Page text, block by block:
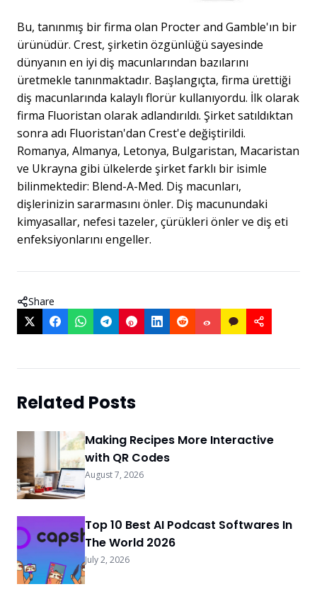
Bu, tanınmış bir firma olan Procter and Gamble'ın bir
ürünüdür. Crest, şirketin özgünlüğü sayesinde
dünyanın en iyi diş macunlarından bazılarını
üretmekle tanınmaktadır. Başlangıçta, firma ürettiği
diş macunlarında kalaylı florür kullanıyordu. İlk olarak
firma Fluoristan olarak adlandırıldı. Şirket satıldıktan
sonra adı Fluoristan'dan Crest'e değiştirildi.
Romanya, Almanya, Letonya, Bulgaristan, Macaristan
ve Ukrayna gibi ülkelerde şirket farklı bir isimle
bilinmektedir: Blend-A-Med. Diş macunları,
dişlerinizin sararmasını önler. Diş macunundaki
kimyasallar, nefesi tazeler, çürükleri önler ve diş eti
enfeksiyonlarını engeller.
Share
Related Posts
Making Recipes More Interactive
with QR Codes
August 7, 2026
Top 10 Best AI Podcast Softwares In
The World 2026
July 2, 2026